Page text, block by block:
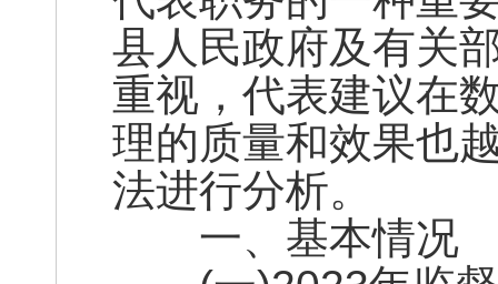
县人民政府及有关
重视，代表建议在
理的质量和效果也
法进行分析。
一、基本情况